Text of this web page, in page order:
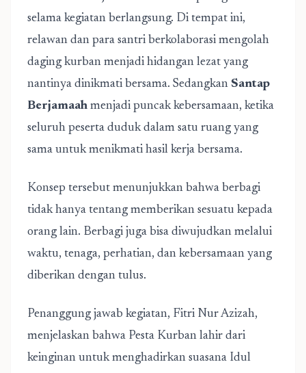
selama kegiatan berlangsung. Di tempat ini,
relawan dan para santri berkolaborasi mengolah
daging kurban menjadi hidangan lezat yang
nantinya dinikmati bersama. Sedangkan Santap
Berjamaah menjadi puncak kebersamaan, ketika
seluruh peserta duduk dalam satu ruang yang
sama untuk menikmati hasil kerja bersama.
Konsep tersebut menunjukkan bahwa berbagi
tidak hanya tentang memberikan sesuatu kepada
orang lain. Berbagi juga bisa diwujudkan melalui
waktu, tenaga, perhatian, dan kebersamaan yang
diberikan dengan tulus.
Penanggung jawab kegiatan, Fitri Nur Azizah,
menjelaskan bahwa Pesta Kurban lahir dari
keinginan untuk menghadirkan suasana Idul